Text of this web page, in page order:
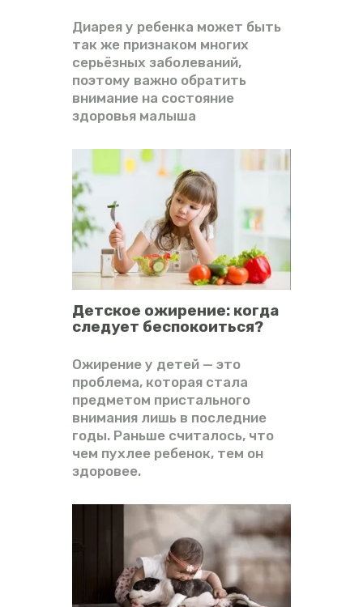
Диарея у ребенка может быть
так же признаком многих
серьёзных заболеваний,
поэтому важно обратить
внимание на состояние
здоровья малыша
Детское ожирение: когда
следует беспокоиться?
Ожирение у детей — это
проблема, которая стала
предметом пристального
внимания лишь в последние
годы. Раньше считалось, что
чем пухлее ребенок, тем он
здоровее.